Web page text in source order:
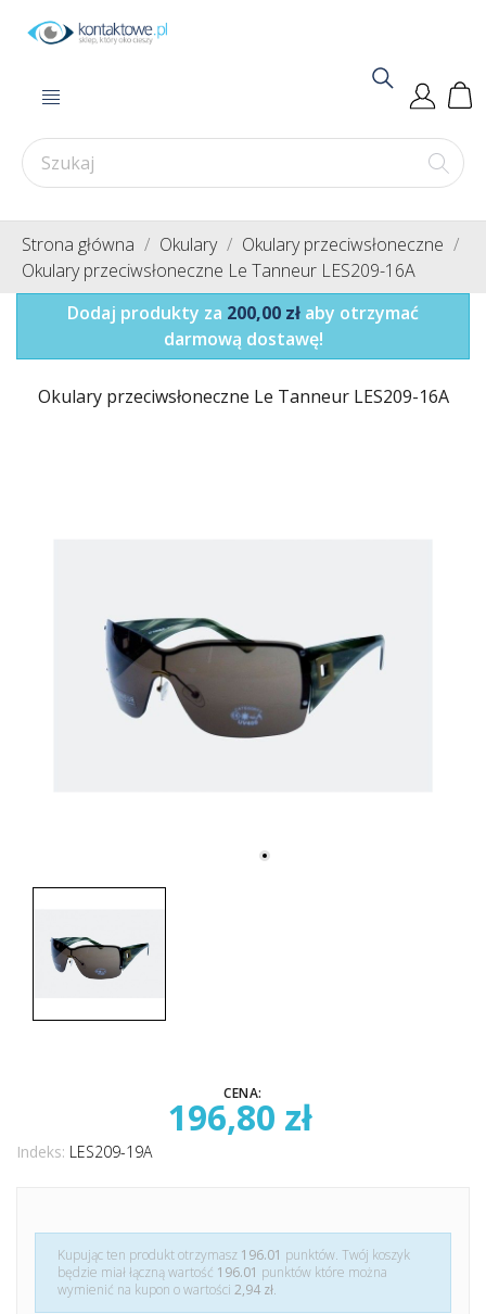
Strona główna Okulary
Okulary przeciwsłoneczne
Okulary przeciwsłoneczne Le Tanneur LES209-16A
Dodaj produkty za 200,00 zł aby otrzymać
darmową dostawę!
Okulary przeciwsłoneczne Le Tanneur LES209-16A
CENA:
196,80 zł
Indeks: LES209-19A
Kupując ten produkt otrzymasz 196.01 punktów. Twój koszyk
będzie miał łączną wartość 196.01 punktów które można
wymienić na kupon o wartości 2,94 zł.